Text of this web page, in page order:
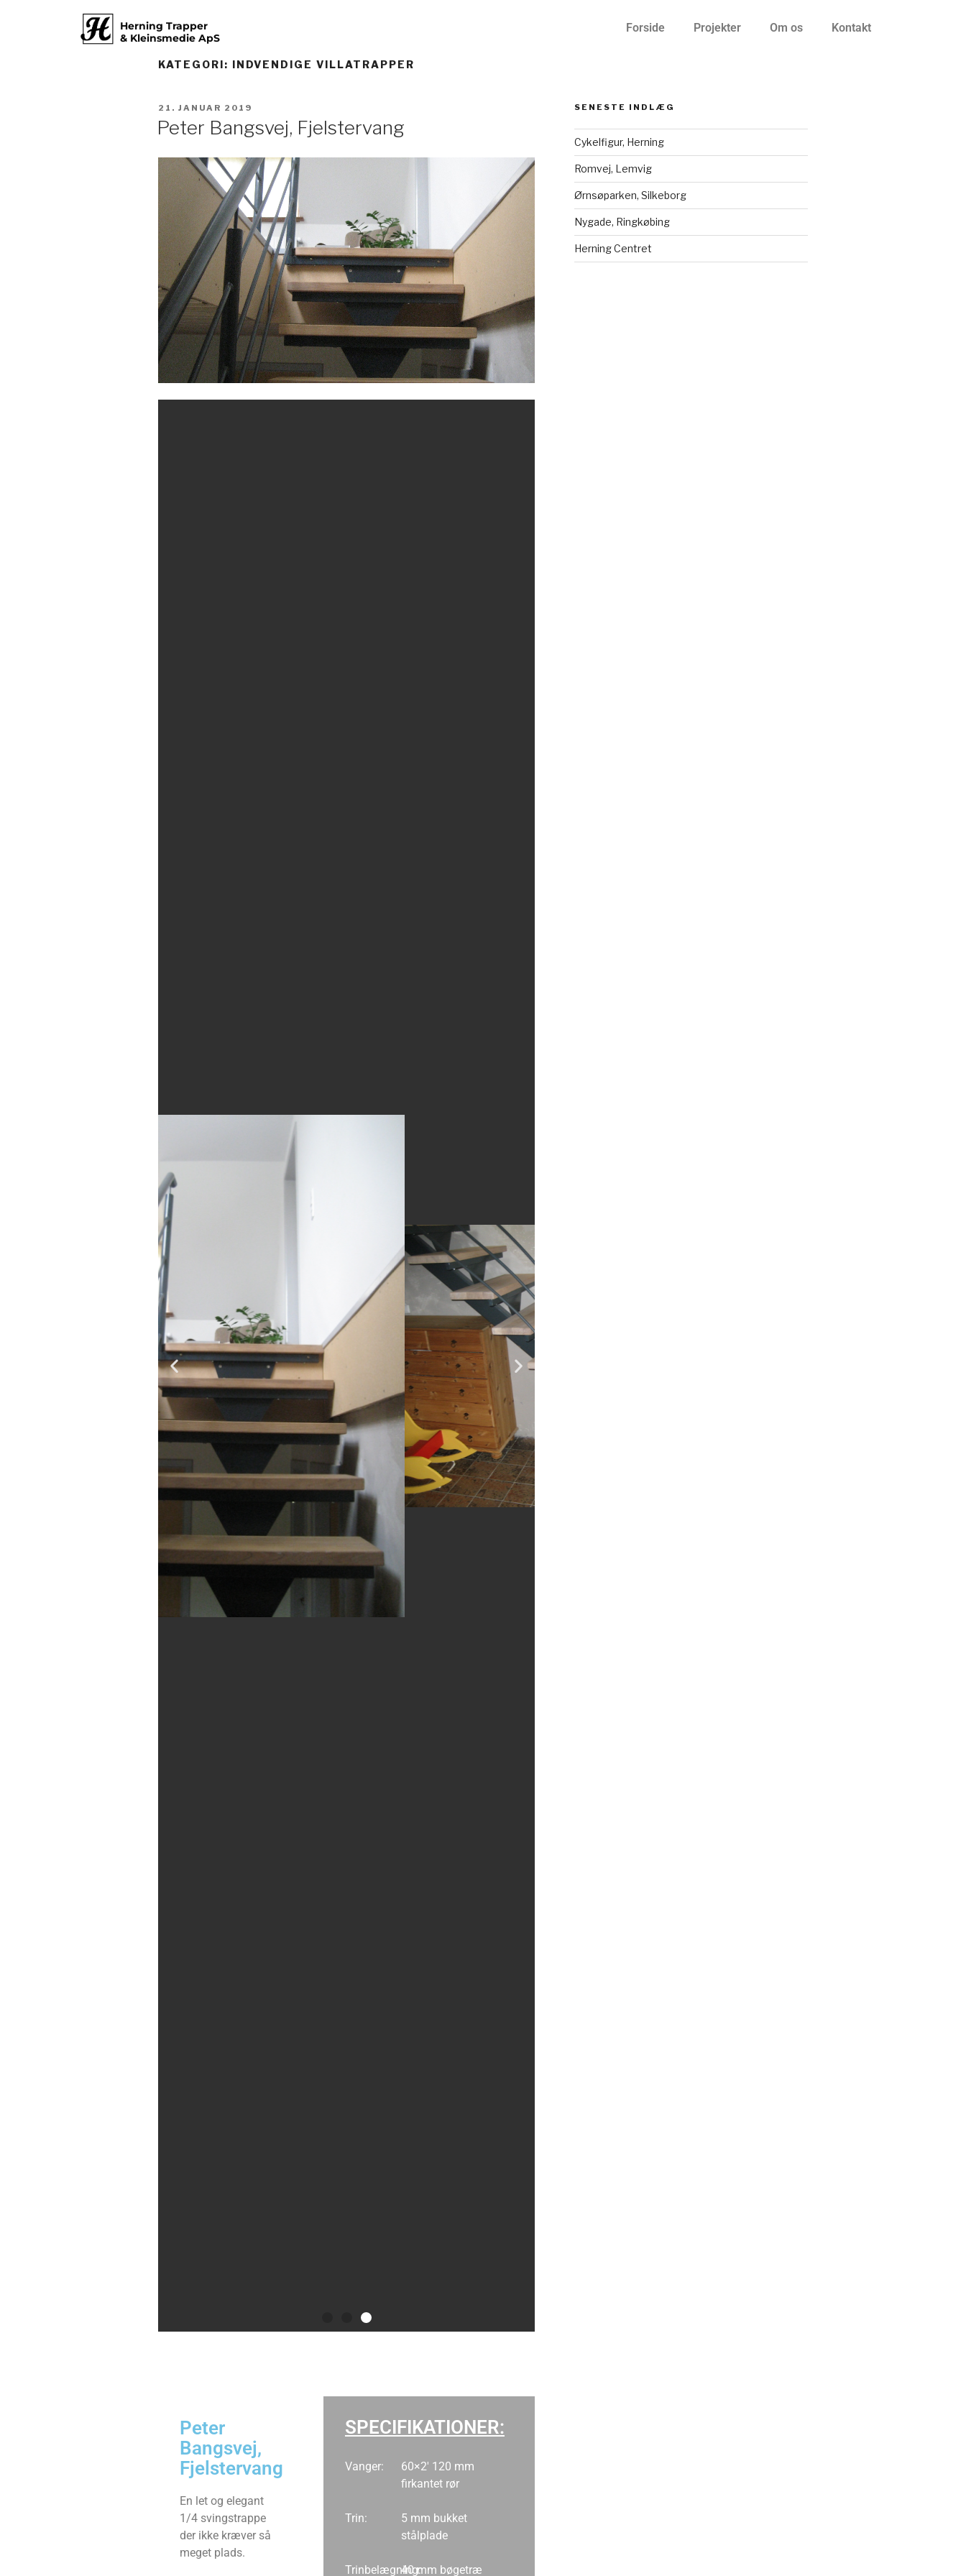
Herning Trapper
& Kleinsmedie ApS
Forside Projekter Om os Kontakt
KATEGORI: INDVENDIGE VILLATRAPPER
21. JANUAR 2019
Peter Bangsvej, Fjelstervang
Peter
Bangsvej,
Fjelstervang
En let og elegant
1/4 svingstrappe
der ikke kræver så
meget plads.
SPECIFIKATIONER:
Vanger:
60×2′ 120 mm
firkantet rør
Trin:
5 mm bukket
stålplade
Trinbelægning:40 mm bøgetræ
SENESTE INDLÆG
Cykelfigur, Herning
Romvej, Lemvig
Ørnsøparken, Silkeborg
Nygade, Ringkøbing
Herning Centret